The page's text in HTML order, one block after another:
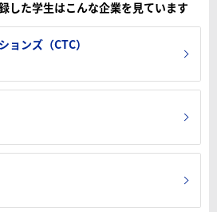
した学生はこんな企業を見ています
ョンズ（CTC）